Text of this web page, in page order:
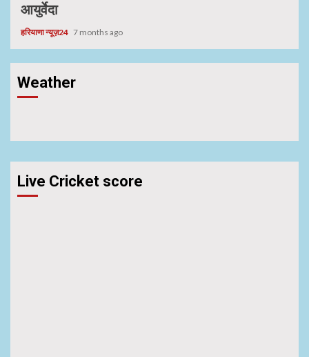
आयुर्वेदा
हरियाणा न्यूज़24 7 months ago
Weather
Live Cricket score